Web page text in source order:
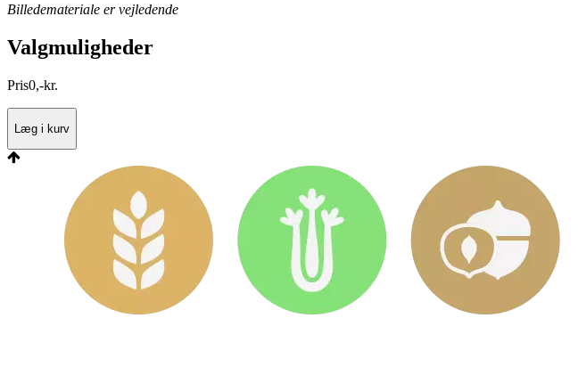
Billedemateriale er vejledende
Valgmuligheder
Pris0,-kr.
Læg i kurv